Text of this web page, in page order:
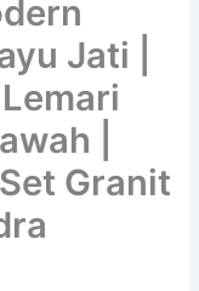
Jati |
|
Granit